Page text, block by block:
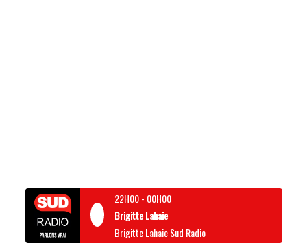
22H00- 00H00
Brigitte Lahaie
Brigitte Lahaie Sud Radio